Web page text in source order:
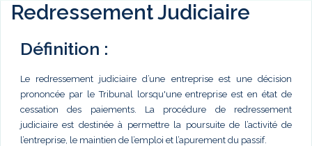
Redressement Judiciaire
Définition :
Le redressement judiciaire d’une entreprise est une décision
prononcée par le Tribunal lorsqu'une entreprise est en état de
cessation des paiements. La procédure de redressement
judiciaire est destinée à permettre la poursuite de l’activité de
l’entreprise, le maintien de l’emploi et l’apurement du passif.